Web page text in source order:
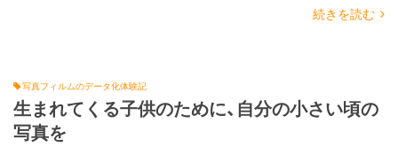
続きを読む
写真フィルムのデータ化体験記
生まれてくる子供のために、自分の小さい頃の
写真を